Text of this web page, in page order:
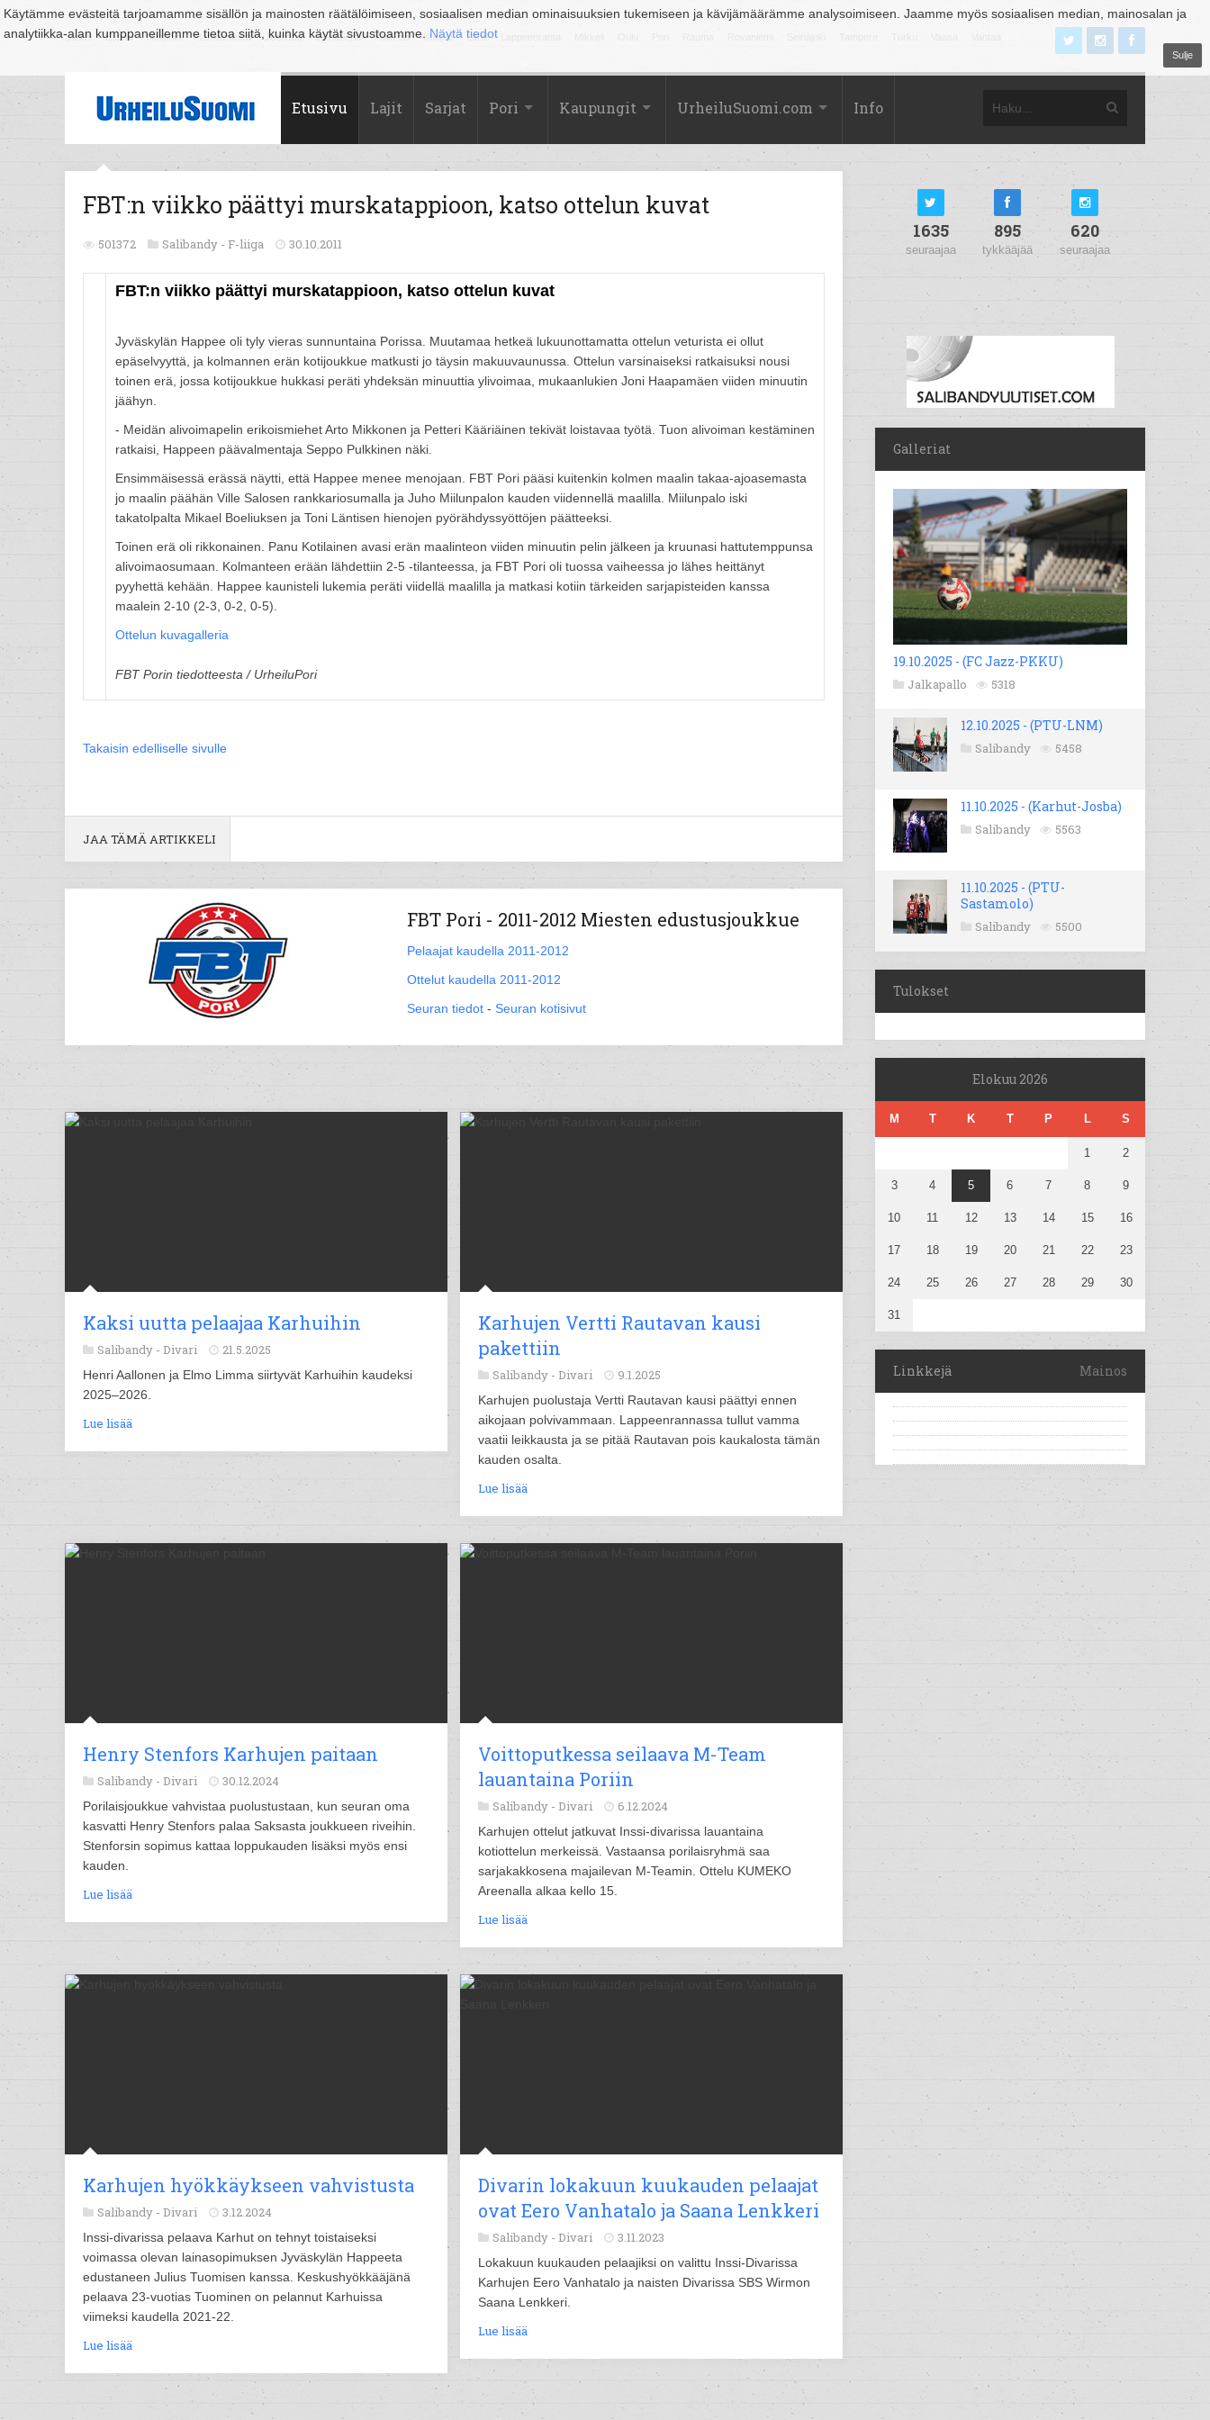
Käytämme evästeitä tarjoamamme sisällön ja mainosten räätälöimiseen, sosiaalisen median ominaisuuksien tukemiseen ja kävijämäärämme analysoimiseen. Jaamme myös sosiaalisen median, mainosalan ja
analytiikka-alan kumppaneillemme tietoa siitä, kuinka käytät sivustoamme. Näytä tiedot
Sulje
Suomi Espoo Helsinki Hämeenlinna Joensuu Jyväskylä Kouvola Kuopio Lahti
Etusivu Lajit Sarjat Pori Kaupungit UrheiluSuomi.com Info
FBT:n viikko päättyi murskatappioon, katso ottelun kuvat
501372 Salibandy - F-liiga 30.10.2011
FBT:n viikko päättyi murskatappioon, katso ottelun kuvat
Jyväskylän Happee oli tyly vieras sunnuntaina Porissa. Muutamaa hetkeä lukuunottamatta ottelun veturista ei ollut
epäselvyyttä, ja kolmannen erän kotijoukkue matkusti jo täysin makuuvaunussa. Ottelun varsinaiseksi ratkaisuksi nousi
toinen erä, jossa kotijoukkue hukkasi peräti yhdeksän minuuttia ylivoimaa, mukaanlukien Joni Haapamäen viiden minuutin
jäähyn.
- Meidän alivoimapelin erikoismiehet Arto Mikkonen ja Petteri Kääriäinen tekivät loistavaa työtä. Tuon alivoiman kestäminen
ratkaisi, Happeen päävalmentaja Seppo Pulkkinen näki.
Ensimmäisessä erässä näytti, että Happee menee menojaan. FBT Pori pääsi kuitenkin kolmen maalin takaa-ajoasemasta
jo maalin päähän Ville Salosen rankkariosumalla ja Juho Miilunpalon kauden viidennellä maalilla. Miilunpalo iski
takatolpalta Mikael Boeliuksen ja Toni Läntisen hienojen pyörähdyssyöttöjen päätteeksi.
Toinen erä oli rikkonainen. Panu Kotilainen avasi erän maalinteon viiden minuutin pelin jälkeen ja kruunasi hattutemppunsa
alivoimaosumaan. Kolmanteen erään lähdettiin 2-5 -tilanteessa, ja FBT Pori oli tuossa vaiheessa jo lähes heittänyt
pyyhettä kehään. Happee kaunisteli lukemia peräti viidellä maalilla ja matkasi kotiin tärkeiden sarjapisteiden kanssa
maalein 2-10 (2-3, 0-2, 0-5).
Ottelun kuvagalleria
FBT Porin tiedotteesta / UrheiluPori
Takaisin edelliselle sivulle
JAA TÄMÄ ARTIKKELI
FBT Pori - 2011-2012 Miesten edustusjoukkue
Pelaajat kaudella 2011-2012
Ottelut kaudella 2011-2012
Seuran tiedot - Seuran kotisivut
Kaksi uutta pelaajaa Karhuihin
Salibandy - Divari 21.5.2025
Henri Aallonen ja Elmo Limma siirtyvät Karhuihin kaudeksi
2025–2026.
Lue lisää
Karhujen Vertti Rautavan kausi
pakettiin
Salibandy - Divari 9.1.2025
Karhujen puolustaja Vertti Rautavan kausi päättyi ennen
aikojaan polvivammaan. Lappeenrannassa tullut vamma
vaatii leikkausta ja se pitää Rautavan pois kaukalosta tämän
kauden osalta.
Lue lisää
Henry Stenfors Karhujen paitaan
Salibandy - Divari 30.12.2024
Porilaisjoukkue vahvistaa puolustustaan, kun seuran oma
kasvatti Henry Stenfors palaa Saksasta joukkueen riveihin.
Stenforsin sopimus kattaa loppukauden lisäksi myös ensi
kauden.
Lue lisää
Voittoputkessa seilaava M-Team
lauantaina Poriin
Salibandy - Divari 6.12.2024
Karhujen ottelut jatkuvat Inssi-divarissa lauantaina
kotiottelun merkeissä. Vastaansa porilaisryhmä saa
sarjakakkosena majailevan M-Teamin. Ottelu KUMEKO
Areenalla alkaa kello 15.
Lue lisää
Karhujen hyökkäykseen vahvistusta
Salibandy - Divari 3.12.2024
Inssi-divarissa pelaava Karhut on tehnyt toistaiseksi
voimassa olevan lainasopimuksen Jyväskylän Happeeta
edustaneen Julius Tuomisen kanssa. Keskushyökkääjänä
pelaava 23-vuotias Tuominen on pelannut Karhuissa
viimeksi kaudella 2021-22.
Lue lisää
Divarin lokakuun kuukauden pelaajat
ovat Eero Vanhatalo ja Saana Lenkkeri
Salibandy - Divari 3.11.2023
Lokakuun kuukauden pelaajiksi on valittu Inssi-Divarissa
Karhujen Eero Vanhatalo ja naisten Divarissa SBS Wirmon
Saana Lenkkeri.
Lue lisää
1635
seuraajaa
895
tykkääjää
620
seuraajaa
Galleriat
19.10.2025 - (FC Jazz-PKKU)
Jalkapallo 5318
12.10.2025 - (PTU-LNM)
Salibandy 5458
11.10.2025 - (Karhut-Josba)
Salibandy 5563
11.10.2025 - (PTU-
Sastamolo)
Salibandy 5500
Tulokset
Elokuu 2026
M T K T P L S
1 2
3 4 5 6 7 8 9
10 11 12 13 14 15 16
17 18 19 20 21 22 23
24 25 26 27 28 29 30
31
Linkkejä Mainos